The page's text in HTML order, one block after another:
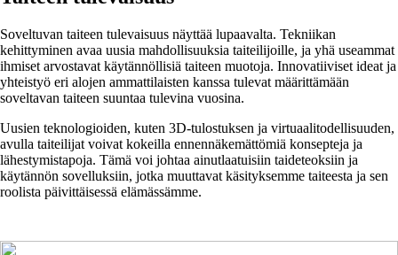
Soveltuvan taiteen tulevaisuus näyttää lupaavalta. Tekniikan
kehittyminen avaa uusia mahdollisuuksia taiteilijoille, ja yhä useammat
ihmiset arvostavat käytännöllisiä taiteen muotoja. Innovatiiviset ideat ja
yhteistyö eri alojen ammattilaisten kanssa tulevat määrittämään
soveltavan taiteen suuntaa tulevina vuosina.
Uusien teknologioiden, kuten 3D-tulostuksen ja virtuaalitodellisuuden,
avulla taiteilijat voivat kokeilla ennennäkemättömiä konsepteja ja
lähestymistapoja. Tämä voi johtaa ainutlaatuisiin taideteoksiin ja
käytännön sovelluksiin, jotka muuttavat käsityksemme taiteesta ja sen
roolista päivittäisessä elämässämme.